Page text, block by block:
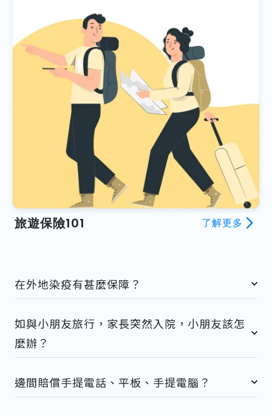
旅遊保險101 了解更多 arrow_forward_ios
在外地染疫有甚麼保障？
如與小朋友旅行，家長突然入院，小朋友該怎
麼辦？
邊間賠償手提電話、平板、手提電腦？